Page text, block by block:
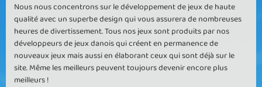
Nous nous concentrons sur le développement de jeux de haute
qualité avec un superbe design qui vous assurera de nombreuses
heures de divertissement. Tous nos jeux sont produits par nos
développeurs de jeux danois qui créent en permanence de
nouveaux jeux mais aussi en élaborant ceux qui sont déjà sur le
site. Même les meilleurs peuvent toujours devenir encore plus
meilleurs !